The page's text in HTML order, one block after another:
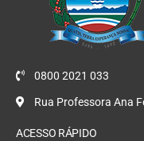
0800 2021 033
Rua Professora Ana
ACESSO RÁPIDO